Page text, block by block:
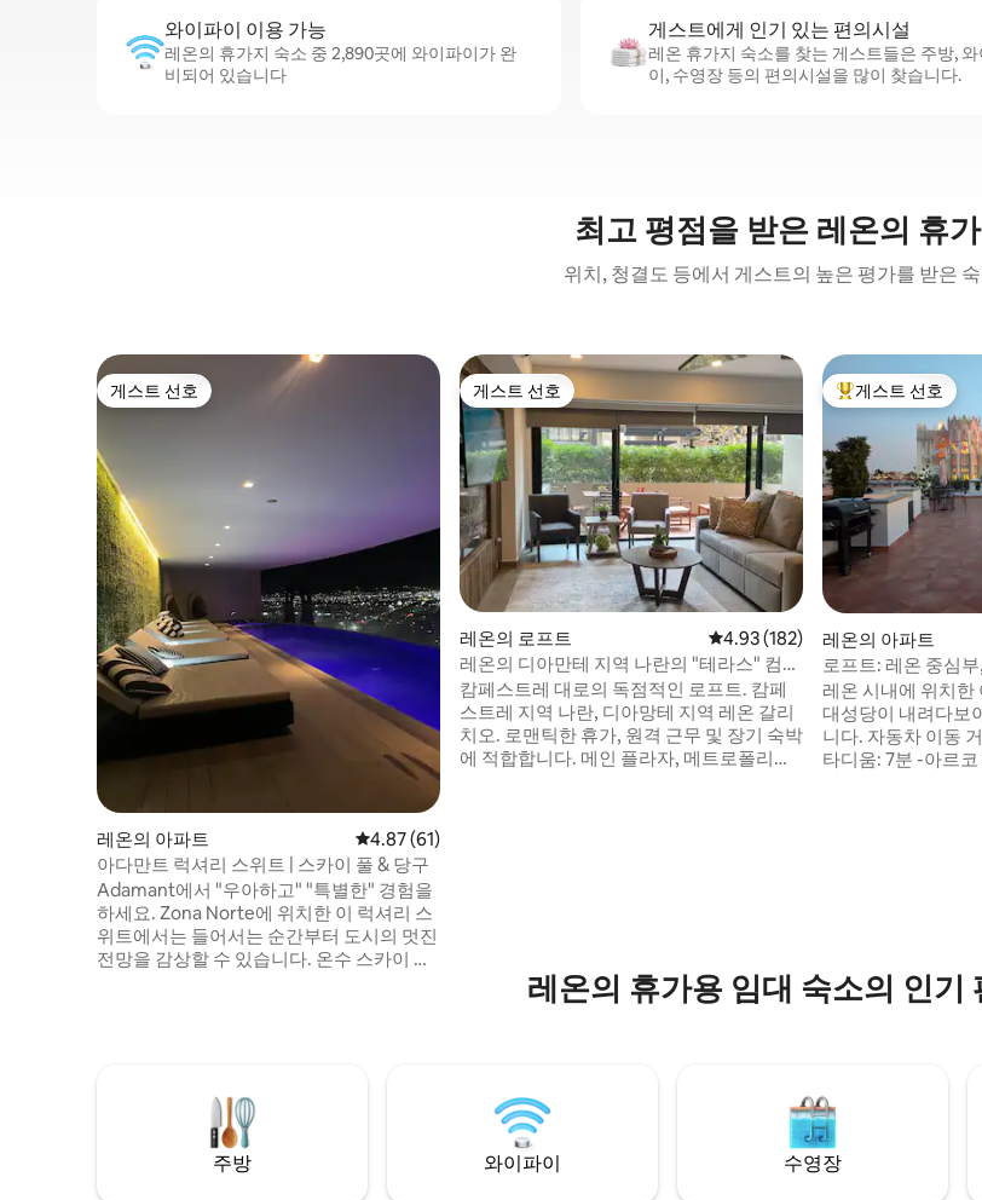
와이파이 이용 가능
레온의 휴가지 숙소 중 2,890곳에 와이파이가 완
비되어 있습니다
게스트에게 인기 있는 편의시설
레온 휴가지 숙소를 찾는 게스트들은 주방,
이, 수영장 등의 편의시설을 많이 찾습니다.
최고 평점을 받은 레온의 휴
위치, 청결도 등에서 게스트의 높은 평가를 받은
게스트 선호
게스트 선호
레온의 아파트 평점 4.87점(5점 만점), 후기 61개
4.87 (61)
아다만트 럭셔리 스위트 | 스카이 풀 & 당구
Adamant에서 "우아하고" "특별한" 경험을
하세요. Zona Norte에 위치한 이 럭셔리 스
위트에서는 들어서는 순간부터 도시의 멋진
전망을 감상할 수 있습니다. 온수 스카이 풀
Wi-Fi ★ 24시간 보안 레온에서의 럭셔리한
숙박이 여러분을 기다리고 있습니다.
게스트 선호
게스트 선호
레온의 로프트 평점 4.93점(5점 만점), 후기 182개
4.93 (182)
레온의 디아만테 지역 나란의 "테라스" 컴포
트.
캄페스트레 대로의 독점적인 로프트. 캄페
스트레 지역 나란, 디아망테 지역 레온 갈리
치오. 로맨틱한 휴가, 원격 근무 및 장기 숙박
에 적합합니다. 메인 플라자, 메트로폴리탄
상위 게스트 선호
게스트 선호
레온의 아파트
로프트: 레온 중심
레온 시내에 위치
대성당이 내려다보
니다. 자동차 이동 거리: -폴리포럼: 8분 -스
타디움: 7분 -아르코 칼사
레온의 휴가용 임대 숙소의 인기
주방 와이파이 수영장